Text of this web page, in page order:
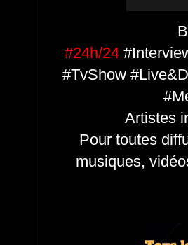
#24h/24
#TvShow
Artistes
Pour toutes
musiques,